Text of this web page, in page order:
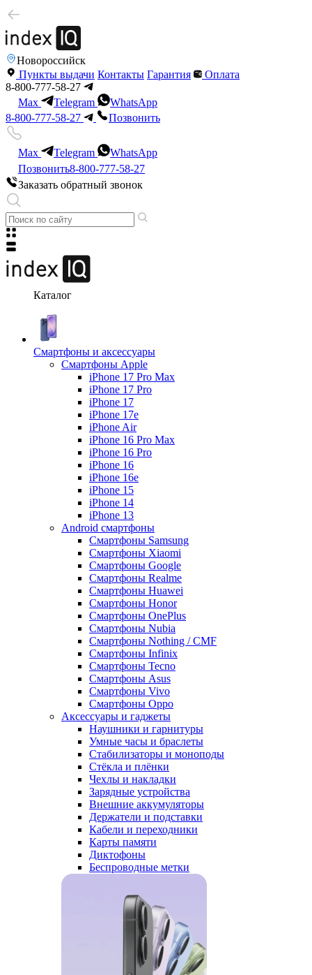
Новороссийск
Пункты выдачи Контакты Гарантия
Оплата
8-800-777-58-27
Max
Telegram
WhatsApp
8-800-777-58-27
Позвонить
Max Telegram
WhatsApp
Позвонить8-800-777-58-27
Заказать обратный звонок
Каталог
Смартфоны и аксессуары
Смартфоны Apple
iPhone 17 Pro Max
iPhone 17 Pro
iPhone 17
iPhone 17e
iPhone Air
iPhone 16 Pro Max
iPhone 16 Pro
iPhone 16
iPhone 16e
iPhone 15
iPhone 14
iPhone 13
Android cмартфоны
Смартфоны Samsung
Смартфоны Xiaomi
Смартфоны Google
Смартфоны Realme
Смартфоны Huawei
Смартфоны Honor
Смартфоны OnePlus
Смартфоны Nubia
Смартфоны Nothing / CMF
Смартфоны Infinix
Смартфоны Tecno
Смартфоны Asus
Смартфоны Vivo
Смартфоны Oppo
Аксессуары и гаджеты
Наушники и гарнитуры
Умные часы и браслеты
Стабилизаторы и моноподы
Стёкла и плёнки
Чехлы и накладки
Зарядные устройства
Внешние аккумуляторы
Держатели и подставки
Кабели и переходники
Карты памяти
Диктофоны
Беспроводные метки